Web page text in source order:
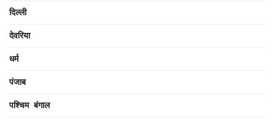
दिल्ली
देवरिया
धर्म
पंजाब
पश्चिम बंगाल